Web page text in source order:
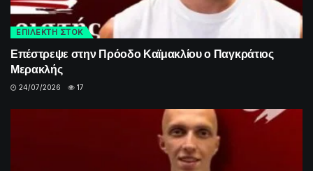
ΕΠΙΛΕΚΤΗ ΣΤΟΚ
Επέστρεψε στην Πρόοδο Καϊμακλίου ο Παγκράτιος
Μερακλής
24/07/2026 17